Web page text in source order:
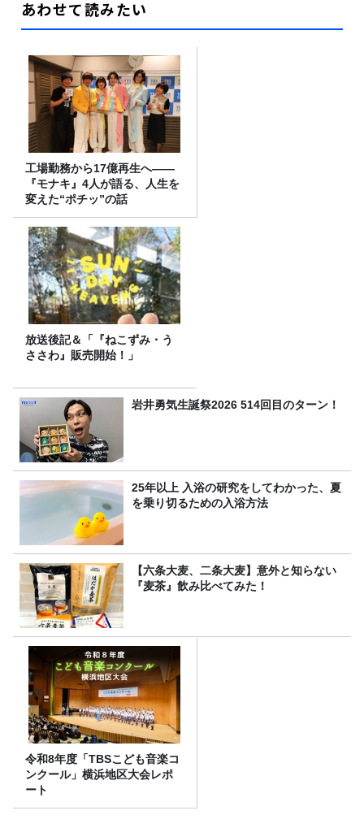
あわせて読みたい
工場勤務から17億再生へ——
『モナキ』4人が語る、人生を
変えた“ポチッ”の話
放送後記＆「『ねこずみ・う
ささわ』販売開始！」
岩井勇気生誕祭2026 514回目のターン！
25年以上 入浴の研究をしてわかった、夏
を乗り切るための入浴方法
【六条大麦、二条大麦】意外と知らない
『麦茶』飲み比べてみた！
令和8年度「TBSこども音楽コ
ンクール」横浜地区大会レポ
ート